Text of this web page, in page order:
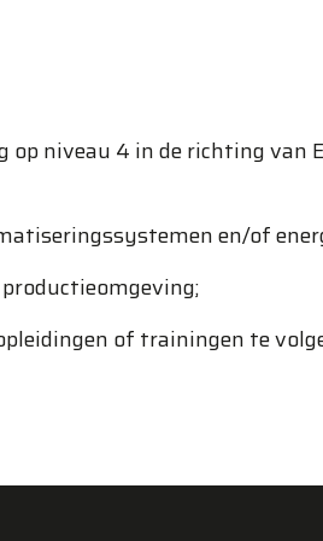
op niveau 4 in de richting van
en/of
of trainingen te